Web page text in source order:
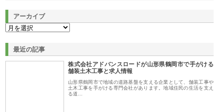
アーカイブ
最近の記事
株式会社アドバンスロードが山形県鶴岡市で手がける
舗装土木工事と求人情報
山形県鶴岡市で地域の道路基盤を支える企業として、舗装工事や
土木工事を手がける専門会社があります。地域住民の生活を支え
る道…